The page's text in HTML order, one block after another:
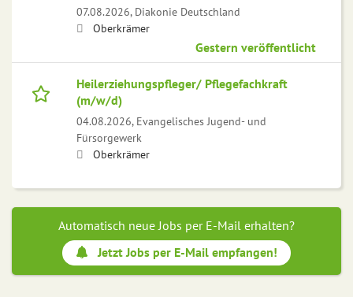
07.08.2026, Diakonie Deutschland
Oberkrämer
Gestern veröffentlicht
Heilerziehungspfleger/ Pflegefachkraft
(m/w/d)
04.08.2026, Evangelisches Jugend- und
Fürsorgewerk
Oberkrämer
Automatisch neue Jobs per E-Mail erhalten?
Jetzt Jobs per E-Mail empfangen!